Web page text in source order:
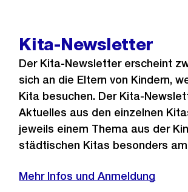
Kita-Newsletter
Der Kita-Newsletter erscheint
sich an die Eltern von Kindern,
Kita besuchen. Der Kita-
Aktuelles aus den einzelnen
jeweils einem Thema aus der
städtischen Kitas besonders
Mehr Infos und Anmeldung